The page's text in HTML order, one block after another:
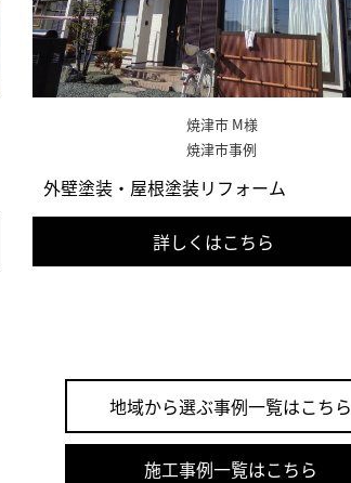
焼津市 M様
焼津市事例
外壁塗装・屋根塗装リフォーム
詳しくはこちら
地域から選ぶ事例一覧はこちら
施工事例一覧はこちら